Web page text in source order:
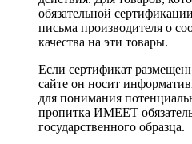
обязательной
письма производителя о
качества на эти товары.
Если сертификат
сайте он носит
для понимания
пропитка ИМЕЕТ
государственного образца.